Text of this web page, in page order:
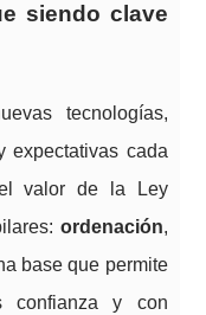
siendo clave
tecnologías,
expectativas cada
valor de la Ley
ordenación,
base que permite
confianza y con